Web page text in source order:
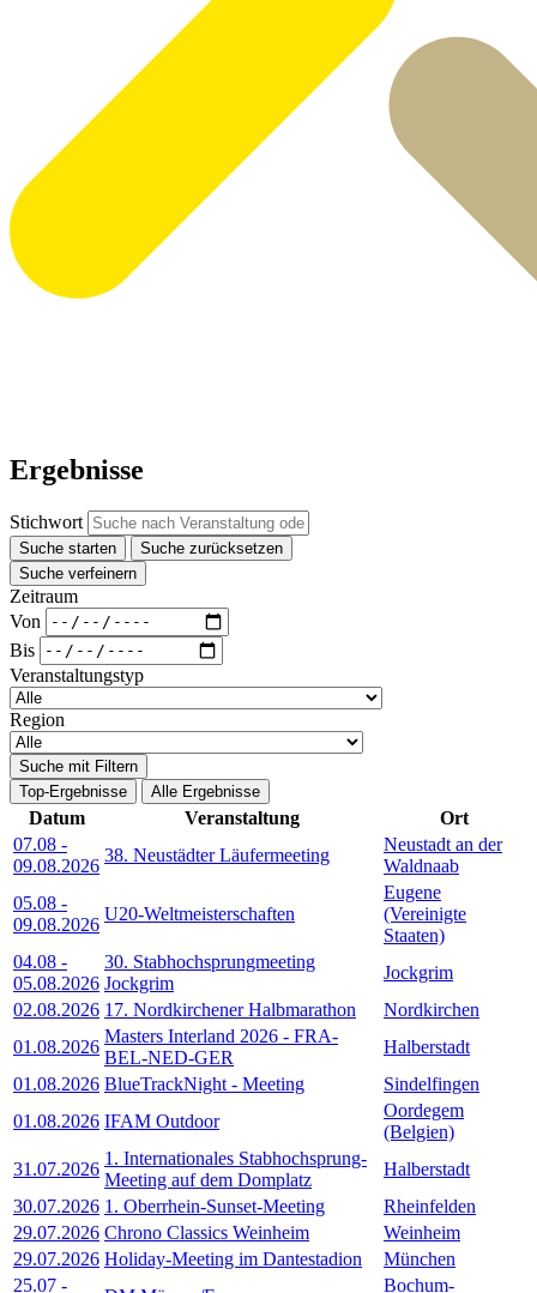
Ergebnisse
Stichwort
Suche starten
Suche zurücksetzen
Suche verfeinern
Zeitraum
Von
Bis
Veranstaltungstyp
Region
Suche mit Filtern
Top-Ergebnisse
Alle Ergebnisse
Datum Veranstaltung
Ort
07.08 -
09.08.2026
38. Neustädter Läufermeeting
Neustadt an der
Waldnaab
05.08 -
09.08.2026
U20-Weltmeisterschaften
Eugene
(Vereinigte
Staaten)
04.08 -
05.08.2026
30. Stabhochsprungmeeting
Jockgrim
Jockgrim
02.08.2026 17. Nordkirchener Halbmarathon
Nordkirchen
01.08.2026
Masters Interland 2026 - FRA-
BEL-NED-GER
Halberstadt
01.08.2026 BlueTrackNight - Meeting
Sindelfingen
01.08.2026 IFAM Outdoor
Oordegem
(Belgien)
31.07.2026
1. Internationales Stabhochsprung-
Meeting auf dem Domplatz
Halberstadt
30.07.2026 1. Oberrhein-Sunset-Meeting
Rheinfelden
29.07.2026 Chrono Classics Weinheim
Weinheim
29.07.2026 Holiday-Meeting im Dantestadion
München
25.07 - Bochum-